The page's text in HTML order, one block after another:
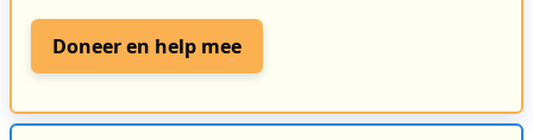
Doneer en help mee